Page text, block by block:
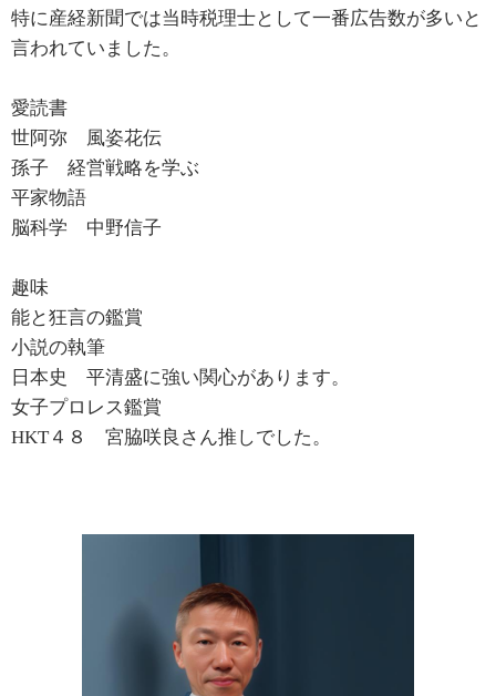
特に産経新聞では当時税理士として一番広告数が多いと
言われていました。
愛読書
世阿弥 風姿花伝
孫子 経営戦略を学ぶ
平家物語
脳科学 中野信子
趣味
能と狂言の鑑賞
小説の執筆
日本史 平清盛に強い関心があります。
女子プロレス鑑賞
HKT４８ 宮脇咲良さん推しでした。